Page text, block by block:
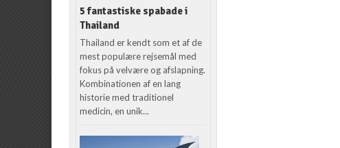
5 fantastiske spabade i
Thailand
Thailand er kendt som et af de
mest populære rejsemål med
fokus på velvære og afslapning.
Kombinationen af en lang
historie med traditionel
medicin, en unik...